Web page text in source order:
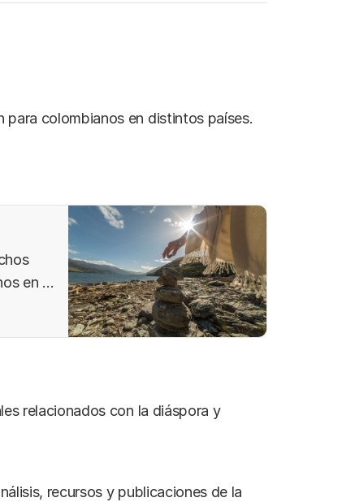
colombianos en distintos países.
en el
y
relacionados con la diáspora y
recursos y publicaciones de la